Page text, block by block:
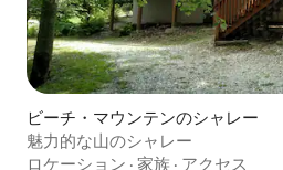
ビーチ・マウンテンのシャレー
魅力的な山のシャレー
ロケーション · 家族 · アクセス